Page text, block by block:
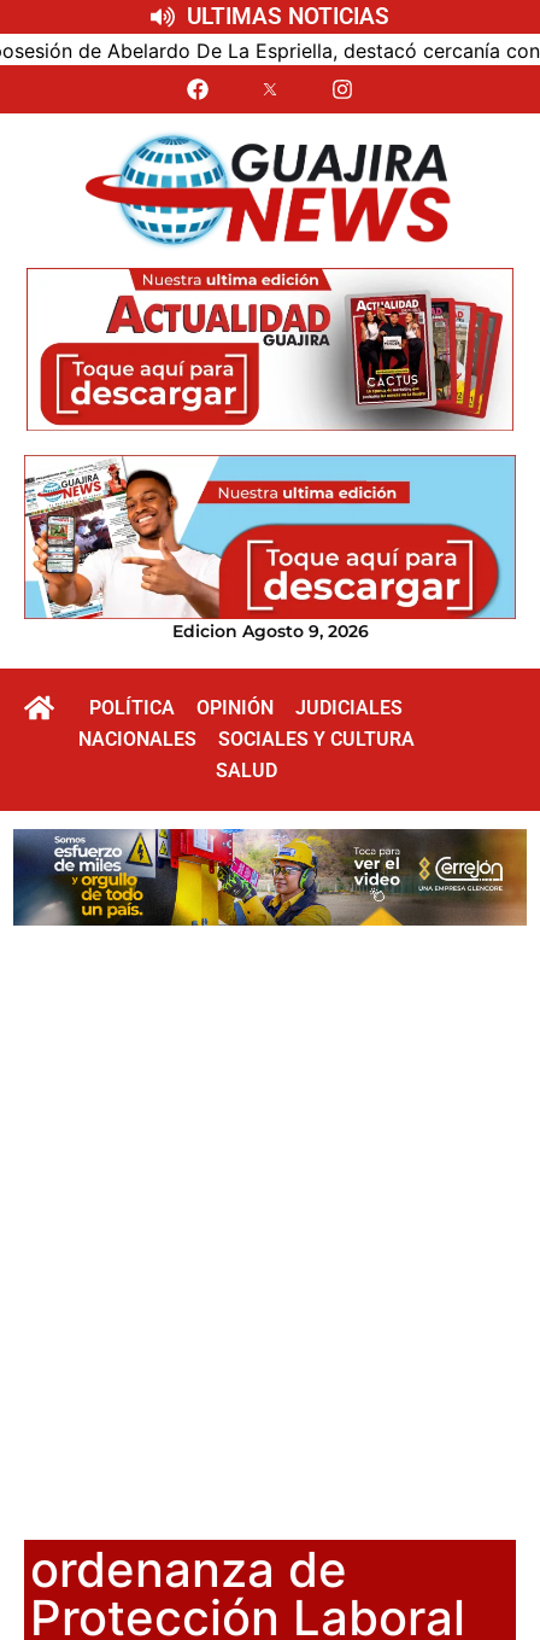
ULTIMAS NOTICIAS
de Abelardo De La Espriella, destacó cercanía con el
Edicion Agosto 9, 2026
POLÍTICA OPINIÓN
JUDICIALES
NACIONALES
SOCIALES Y CULTURA
SALUD
ordenanza de
Protección Laboral